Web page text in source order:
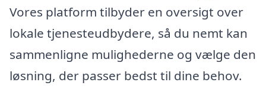
Vores platform tilbyder en oversigt over
lokale tjenesteudbydere, så du nemt kan
sammenligne mulighederne og vælge den
løsning, der passer bedst til dine behov.